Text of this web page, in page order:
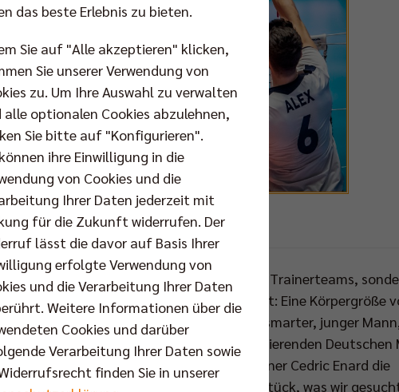
Foto: Timothée Carle
nicht nur die Herzen des BR Volleys Trainerteams,
er bringt dafür beste Voraussetzungen mit: Eine Körpergröße
Ausstrahlung. An die Spree kommt ein smarter, junger
"Tim", so sein Spitzname, hat beim amtierenden Deutschen
und ist für seinen Cheftrainer Cedric Enard die
Position: „Timothée Carle ist das Puzzlestück, was wir
das beste Erlebnis zu bieten.
Sie auf "Alle akzeptieren" klicken,
Sie unserer Verwendung von
zu. Um Ihre Auswahl zu verwalten
alle optionalen Cookies abzulehnen,
Sie bitte auf "Konfigurieren".
ihre Einwilligung in die
von Cookies und die
Ihrer Daten jederzeit mit
für die Zukunft widerrufen. Der
lässt die davor auf Basis Ihrer
erfolgte Verwendung von
und die Verarbeitung Ihrer Daten
Weitere Informationen über die
Cookies und darüber
Verarbeitung Ihrer Daten sowie
finden Sie in unserer